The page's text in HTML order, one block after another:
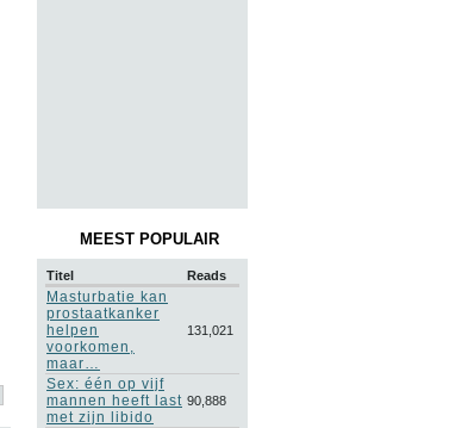
MEEST POPULAIR
Titel Reads
Masturbatie kan
prostaatkanker
helpen
voorkomen,
maar…
131,021
Sex: één op vijf
mannen heeft last
met zijn libido
90,888